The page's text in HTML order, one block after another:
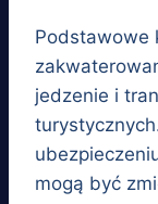
Podstawowe
jedzenie i
mogą być